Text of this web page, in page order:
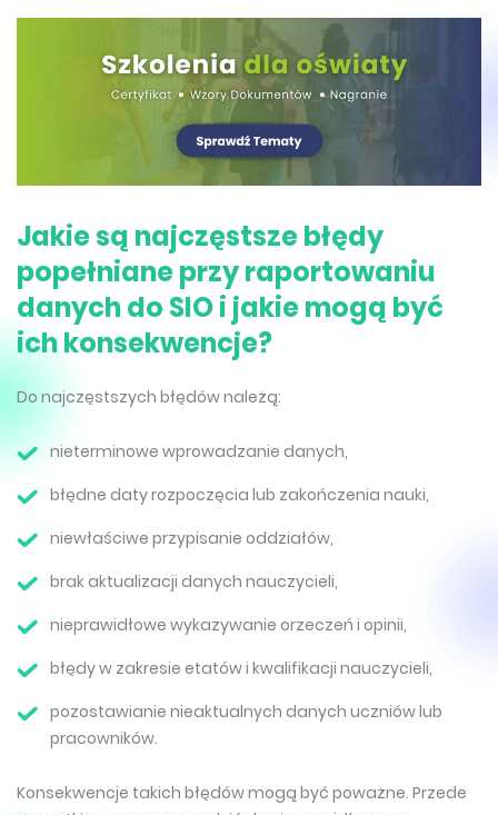
Jakie są najczęstsze błędy
popełniane przy raportowaniu
danych do SIO i jakie mogą być
ich konsekwencje?
Do najczęstszych błędów należą:
nieterminowe wprowadzanie danych,
błędne daty rozpoczęcia lub zakończenia nauki,
niewłaściwe przypisanie oddziałów,
brak aktualizacji danych nauczycieli,
nieprawidłowe wykazywanie orzeczeń i opinii,
błędy w zakresie etatów i kwalifikacji nauczycieli,
pozostawianie nieaktualnych danych uczniów lub
pracowników.
Konsekwencje takich błędów mogą być poważne. Przede